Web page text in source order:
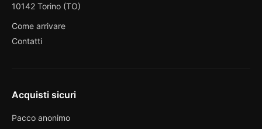
10142 Torino (TO)
Come arrivare
Contatti
Acquisti sicuri
Pacco anonimo